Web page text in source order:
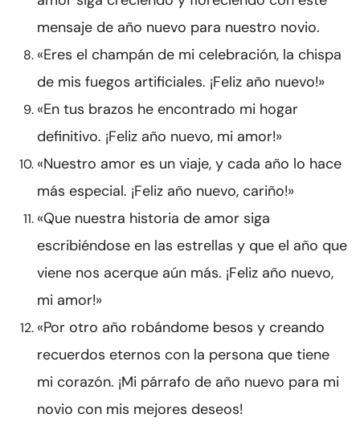
mensaje de año nuevo para nuestro novio.
«Eres el champán de mi celebración, la chispa
de mis fuegos artificiales. ¡Feliz año nuevo!»
«En tus brazos he encontrado mi hogar
definitivo. ¡Feliz año nuevo, mi amor!»
«Nuestro amor es un viaje, y cada año lo hace
más especial. ¡Feliz año nuevo, cariño!»
«Que nuestra historia de amor siga
escribiéndose en las estrellas y que el año que
viene nos acerque aún más. ¡Feliz año nuevo,
mi amor!»
«Por otro año robándome besos y creando
recuerdos eternos con la persona que tiene
mi corazón. ¡Mi párrafo de año nuevo para mi
novio con mis mejores deseos!